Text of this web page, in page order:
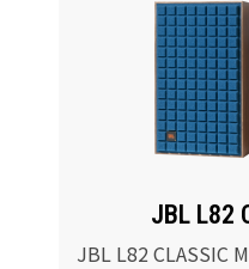
JBL L82
JBL L82 CLASSIC